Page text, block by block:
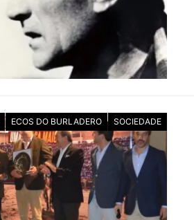
ECOS DO BURLADERO SOCIEDADE